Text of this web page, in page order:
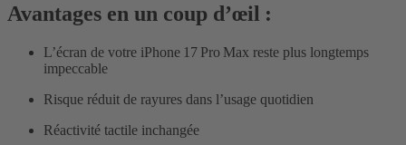
Avantages en un coup d’œil :
L’écran de votre iPhone 17 Pro Max reste plus longtemps
impeccable
Risque réduit de rayures dans l’usage quotidien
Réactivité tactile inchangée